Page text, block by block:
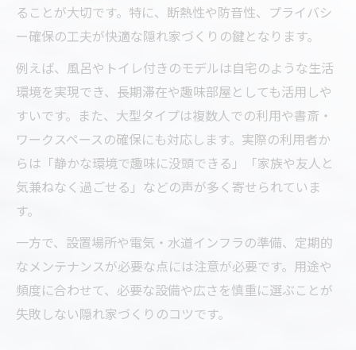
ることが大切です。特に、断熱性や防音性、プライバシ
ー確保の工夫が快適な隠れ家づくりの鍵となります。
例えば、風呂やトイレ付きのモデルは自宅のような生活
環境を実現でき、長期滞在や趣味部屋としても活用しや
すいです。また、大型タイプは複数人での利用や書斎・
ワークスペースの確保にも対応します。実際の利用者か
らは「静かな環境で趣味に没頭できる」「家族や友人と
気兼ねなく過ごせる」などの声が多く寄せられていま
す。
一方で、設置場所や電気・水道インフラの準備、定期的
なメンテナンスが必要な点には注意が必要です。用途や
頻度に合わせて、必要な設備や広さを慎重に選ぶことが
失敗しない隠れ家づくりのコツです。